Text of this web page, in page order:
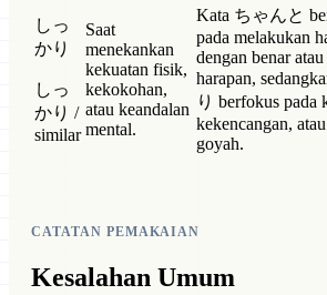
しっ
かり
しっ
かり /
similar
Saat
menekankan
kekuatan fisik,
kekokohan,
atau keandalan
mental.
Kata ちゃんと
pada melakukan
dengan benar atau
harapan,
り berfokus pada
kekencangan,
goyah.
CATATAN PEMAKAIAN
Kesalahan Umum